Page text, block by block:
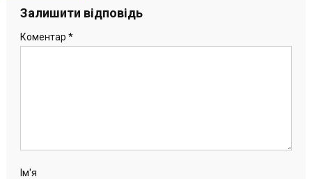
записів
Залишити відповідь
Коментар *
Ім'я